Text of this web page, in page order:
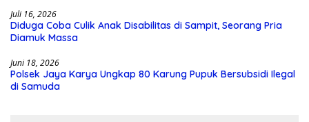
Juli 16, 2026
Diduga Coba Culik Anak Disabilitas di Sampit, Seorang Pria
Diamuk Massa
Juni 18, 2026
Polsek Jaya Karya Ungkap 80 Karung Pupuk Bersubsidi Ilegal
di Samuda